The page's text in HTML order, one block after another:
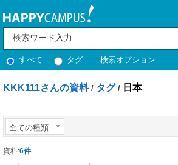
すべて タグ 検索オプション
KKK111さんの資料 / タグ / 日本
全ての種類
資料:6件